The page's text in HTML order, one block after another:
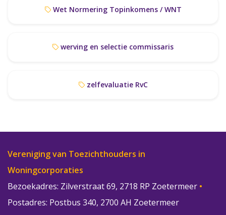
Wet Normering Topinkomens / WNT
werving en selectie commissaris
zelfevaluatie RvC
Vereniging van Toezichthouders in
Woningcorporaties
Bezoekadres: Zilverstraat 69, 2718 RP Zoetermeer •
Postadres: Postbus 340, 2700 AH Zoetermeer